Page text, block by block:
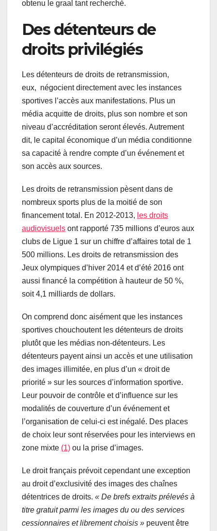
obtenu le graal tant recherché.
Des détenteurs de
droits privilégiés
Les détenteurs de droits de retransmission,
eux, négocient directement avec les instances
sportives l’accès aux manifestations. Plus un
média acquitte de droits, plus son nombre et son
niveau d’accréditation seront élevés. Autrement
dit, le capital économique d’un média conditionne
sa capacité à rendre compte d’un événement et
son accès aux sources.
Les droits de retransmission pèsent dans de
nombreux sports plus de la moitié de son
financement total. En 2012-2013, les droits
audiovisuels ont rapporté 735 millions d’euros aux
clubs de Ligue 1 sur un chiffre d’affaires total de 1
500 millions. Les droits de retransmission des
Jeux olympiques d’hiver 2014 et d’été 2016 ont
aussi financé la compétition à hauteur de 50 %,
soit 4,1 milliards de dollars.
On comprend donc aisément que les instances
sportives chouchoutent les détenteurs de droits
plutôt que les médias non-détenteurs. Les
détenteurs payent ainsi un accès et une utilisation
des images illimitée, en plus d’un « droit de
priorité » sur les sources d’information sportive.
Leur pouvoir de contrôle et d’influence sur les
modalités de couverture d’un événement et
l’organisation de celui-ci est inégalé. Des places
de choix leur sont réservées pour les interviews en
zone mixte (1) ou la prise d’images.
Le droit français prévoit cependant une exception
au droit d’exclusivité des images des chaînes
détentrices de droits. « De brefs extraits prélevés à
titre gratuit parmi les images du ou des services
cessionnaires et librement choisis » peuvent être